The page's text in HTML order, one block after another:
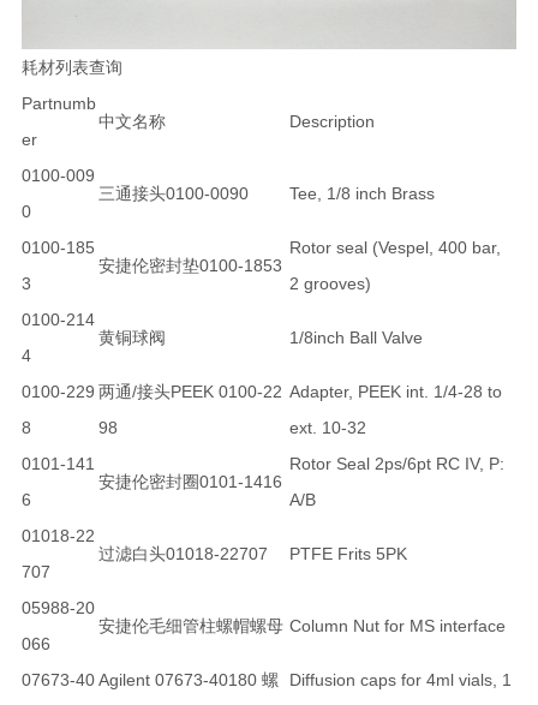
耗材列表查询
Partnumb
er
中文名称 Description
0100-009
0
三通接头0100-0090 Tee, 1/8 inch Brass
0100-185
3
安捷伦密封垫0100-1853
Rotor seal (Vespel, 400 bar,
2 grooves)
0100-214
4
黄铜球阀 1/8inch Ball Valve
0100-229
8
两通/接头PEEK 0100-22
98
Adapter, PEEK int. 1/4-28 to
ext. 10-32
0101-141
6
安捷伦密封圈0101-1416
Rotor Seal 2ps/6pt RC IV, P:
A/B
01018-22
707
过滤白头01018-22707 PTFE Frits 5PK
05988-20
066
安捷伦毛细管柱螺帽螺母 Column Nut for MS interface
07673-40Agilent 07673-40180 螺
Diffusion caps for 4ml vials, 1